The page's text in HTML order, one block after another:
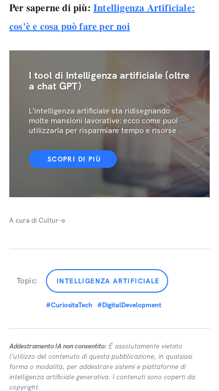
Per saperne di più: Intelligenza Artificiale:
cos'è e cosa può fare per noi
I tool di Intelligenza artificiale (oltre
a chat GPT)
L'intelligenza artificiale sta ridisegnando
molte mansioni lavorative: ecco come puoi
utilizzarla per risparmiare tempo e risorse
SCOPRI DI PIÙ
A cura di Cultur-e
Topic: INTELLIGENZA ARTIFICIALE
#CuriositaTech #DigitalDevelopment
Addestramento IA non consentito: É assolutamente vietato
l’utilizzo del contenuto di questa pubblicazione, in qualsiasi
forma o modalità, per addestrare sistemi e piattaforme di
intelligenza artificiale generativa. I contenuti sono coperti da
copyright.